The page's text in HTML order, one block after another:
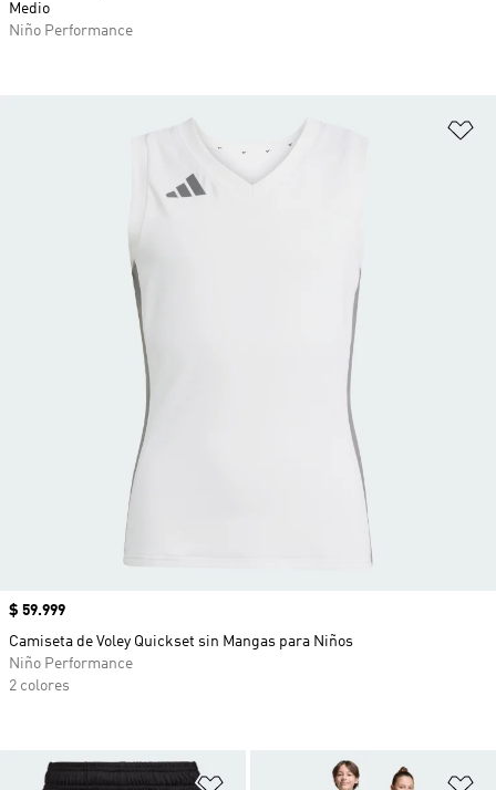
Medio
Niño Performance
Añadir a la lista de deseos
Precio
$ 59.999
Camiseta de Voley Quickset sin Mangas para Niños
Niño Performance
2 colores